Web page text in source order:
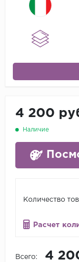
4 200
Наличие
Количество
Расчет
Всего: 4